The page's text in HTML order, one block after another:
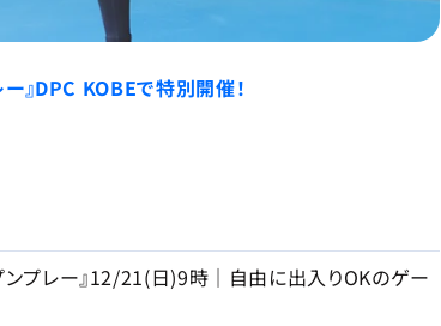
』DPC KOBEで特別開催！
ンプレー』12/21(日)9時｜自由に出入りOKのゲー